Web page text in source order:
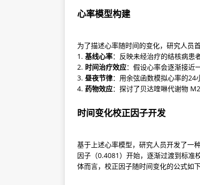
心率模型构建
为了描述心率随时间的变化，研究人员
1. 基线心率：反映未经治疗的结核病患
2. 时间治疗效应：假设心率会逐渐接近
3. 昼夜节律：用余弦函数模拟心率的24
4. 药物效应：探讨了贝达喹啉代谢物
时间变化校正因子开发
基于上述心率模型，研究人员开发了一
因子（0.4081）开始，逐渐过渡到标
体而言，校正因子随时间变化的公式如下